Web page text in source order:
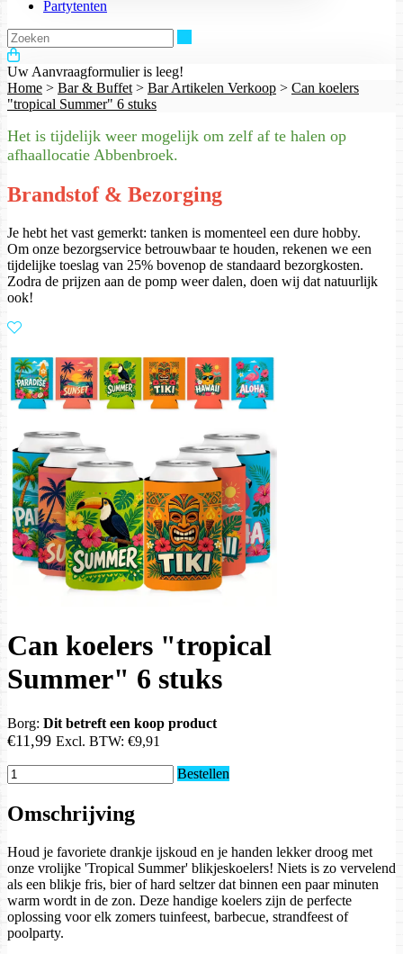
Partytenten
Uw Aanvraagformulier is leeg!
Home > Bar & Buffet > Bar Artikelen Verkoop > Can koelers
"tropical Summer" 6 stuks
Het is tijdelijk weer mogelijk om zelf af te halen op
afhaallocatie Abbenbroek.
Brandstof & Bezorging
Je hebt het vast gemerkt: tanken is momenteel een dure hobby.
Om onze bezorgservice betrouwbaar te houden, rekenen we een
tijdelijke toeslag van 25% bovenop de standaard bezorgkosten.
Zodra de prijzen aan de pomp weer dalen, doen wij dat natuurlijk
ook!
Can koelers "tropical
Summer" 6 stuks
Borg: Dit betreft een koop product
€11,99 Excl. BTW: €9,91
Bestellen
Omschrijving
Houd je favoriete drankje ijskoud en je handen lekker droog met
onze vrolijke 'Tropical Summer' blikjeskoelers! Niets is zo vervelend
als een blikje fris, bier of hard seltzer dat binnen een paar minuten
warm wordt in de zon. Deze handige koelers zijn de perfecte
oplossing voor elk zomers tuinfeest, barbecue, strandfeest of
poolparty.